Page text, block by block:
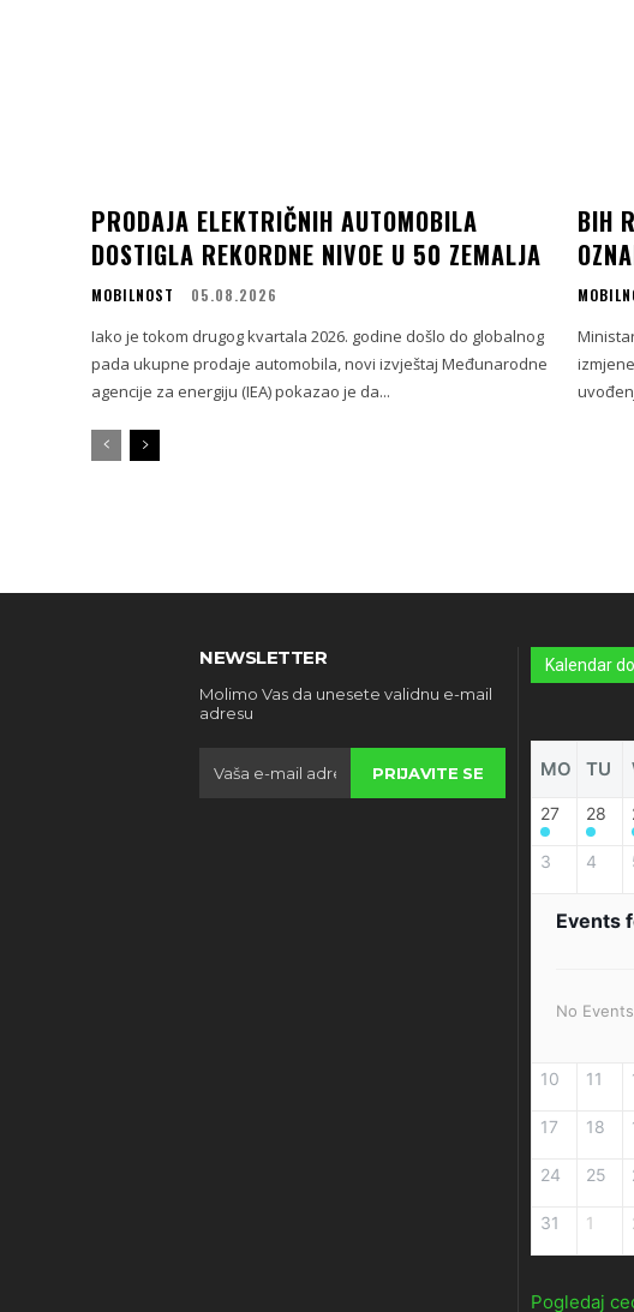
PRODAJA ELEKTRIČNIH AUTOMOBILA
DOSTIGLA REKORDNE NIVOE U 50 ZEMALJA
MOBILNOST 05.08.2026
Iako je tokom drugog kvartala 2026. godine došlo do globalnog
pada ukupne prodaje automobila, novi izvještaj Međunarodne
agencije za energiju (IEA) pokazao je da...
BIH
NEWSLETTER
Molimo Vas da unesete validnu e-mail
adresu
PRIJAVITE SE
Kalendar
MO TU
27 28
3 4
Events
No Events
10 11
17 18
24 25
31 1
Pogledaj